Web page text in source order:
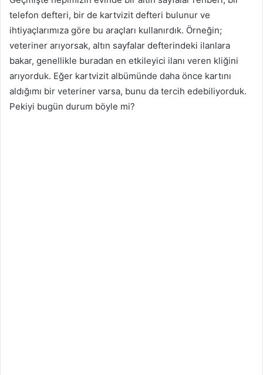
telefon defteri, bir de kartvizit defteri bulunur ve
ihtiyaçlarımıza göre bu araçları kullanırdık. Örneğin;
veteriner arıyorsak, altın sayfalar defterindeki ilanlara
bakar, genellikle buradan en etkileyici ilanı veren kliğini
arıyorduk. Eğer kartvizit albümünde daha önce kartını
aldığımı bir veteriner varsa, bunu da tercih edebiliyorduk.
Pekiyi bugün durum böyle mi?